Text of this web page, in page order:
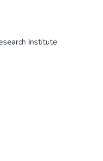
Institute